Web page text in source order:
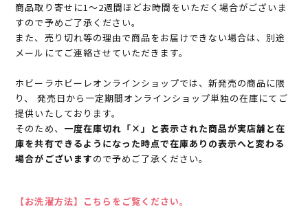
商品取り寄せに1～2週間ほどお時間をいただく場合がございま
すので予めご了承ください。
また、売り切れ等の理由で商品をお届けできない場合は、別途
メールにてご連絡させていただきます。
ホビーラホビーレオンラインショップでは、新発売の商品に限
り、 発売日から一定期間オンラインショップ単独の在庫にてご
提供いたしております。
そのため、 一度在庫切れ「×」と表示された商品が実店舗と在
庫を共有できるようになった時点で在庫ありの表示へと変わる
場合がございますので予めご了承ください。
【お洗濯方法】こちらをご覧ください。